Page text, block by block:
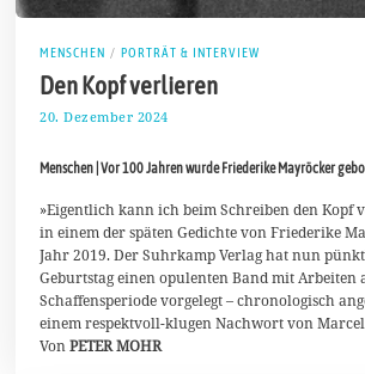
MENSCHEN / PORTRÄT & INTERVIEW
Den Kopf verlieren
20. Dezember 2024
D
z
m
b
e
r
2
0
Menschen | Vor 100 Jahren wurde Friederike Mayröcker
»Eigentlich kann ich beim Schreiben den Kopf
in einem der späten Gedichte von Friederike
Jahr 2019. Der Suhrkamp Verlag hat nun
Geburtstag einen opulenten Band mit Arbeiten
Schaffensperiode vorgelegt – chronologisch
einem respektvoll-klugen Nachwort von
VonPETER MOHR